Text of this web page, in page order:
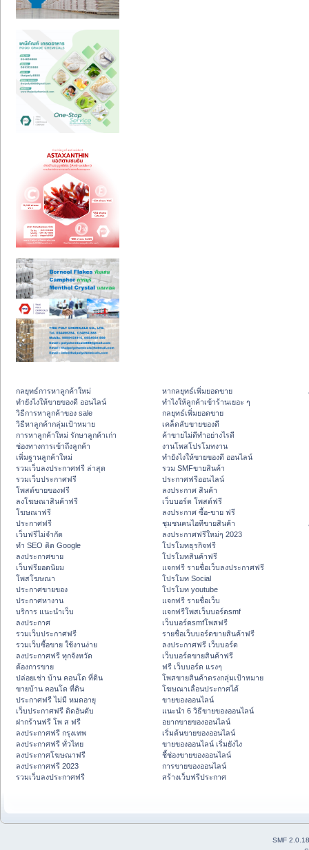
กลยุทธ์การหาลูกค้าใหม่
ทํายังไงให้ขายของดี ออนไลน์
วิธีการหาลูกค้าของ sale
วิธีหาลูกค้ากลุ่มเป้าหมาย
การหาลูกค้าใหม่ รักษาลูกค้าเก่า
ช่องทางการเข้าถึงลูกค้า
เพิ่มฐานลูกค้าใหม่
รวมเว็บลงประกาศฟรี ล่าสุด
รวมเว็บประกาศฟรี
โพสต์ขายของฟรี
ลงโฆษณาสินค้าฟรี
โฆษณาฟรี
ประกาศฟรี
เว็บฟรีไม่จำกัด
ทำ SEO ติด Google
ลงประกาศขาย
เว็บฟรียอดนิยม
โพสโฆษณา
ประกาศขายของ
ประกาศหางาน
บริการ แนะนำเว็บ
ลงประกาศ
รวมเว็บประกาศฟรี
รวมเว็บซื้อขาย ใช้งานง่าย
ลงประกาศฟรี ทุกจังหวัด
ต้องการขาย
ปล่อยเช่า บ้าน คอนโด ที่ดิน
ขายบ้าน คอนโด ที่ดิน
ประกาศฟรี ไม่มี หมดอายุ
เว็บประกาศฟรี ติดอันดับ
ฝากร้านฟรี โพ ส ฟรี
ลงประกาศฟรี กรุงเทพ
ลงประกาศฟรี ทั่วไทย
ลงประกาศโฆษณาฟรี
ลงประกาศฟรี 2023
รวมเว็บลงประกาศฟรี
หากลยุทธ์เพิ่มยอดขาย
ทําไงให้ลูกค้าเข้าร้านเยอะ ๆ
กลยุทธ์เพิ่มยอดขาย
เคล็ดลับขายของดี
ค้าขายไม่ดีทำอย่างไรดี
งานโพสโปรโมทงาน
ทํายังไงให้ขายของดี ออนไลน์
รวม SMFขายสินค้า
ประกาศฟรีออนไลน์
ลงประกาศ สินค้า
เว็บบอร์ด โพสต์ฟรี
ลงประกาศ ซื้อ-ขาย ฟรี
ชุมชนคนไอทีขายสินค้า
ลงประกาศฟรีใหม่ๆ 2023
โปรโมทธุรกิจฟรี
โปรโมทสินค้าฟรี
แจกฟรี รายชื่อเว็บลงประกาศฟรี
โปรโมท Social
โปรโมท youtube
แจกฟรี รายชื่อเว็บ
แจกฟรีโพสเว็บบอร์ดsmf
เว็บบอร์ดsmfโพสฟรี
รายชื่อเว็บบอร์ดขายสินค้าฟรี
ลงประกาศฟรี เว็บบอร์ด
เว็บบอร์ดขายสินค้าฟรี
ฟรี เว็บบอร์ด แรงๆ
โพสขายสินค้าตรงกลุ่มเป้าหมาย
โฆษณาเลื่อนประกาศได้
ขายของออนไลน์
แนะนำ 6 วิธีขายของออนไลน์
อยากขายของออนไลน์
เริ่มต้นขายของออนไลน์
ขายของออนไลน์ เริ่มยังไง
ชี้ช่องขายของออนไลน์
การขายของออนไลน์
สร้างเว็บฟรีประกาศ
SMF 2.0.18